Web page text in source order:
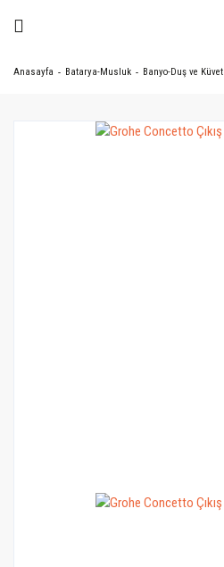
Anasayfa Batarya-Musluk Banyo-Duş ve